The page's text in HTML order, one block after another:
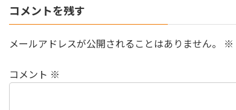
コメントを残す
メールアドレスが公開されることはありません。 ※
コメント ※